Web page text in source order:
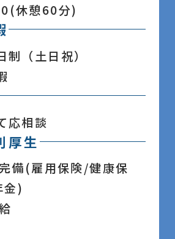
休憩60分)
制（土日祝）
応相談
厚生
備(雇用保険/健康保
金)